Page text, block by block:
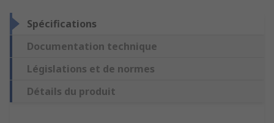
Spécifications
Documentation technique
Législations et de normes
Détails du produit